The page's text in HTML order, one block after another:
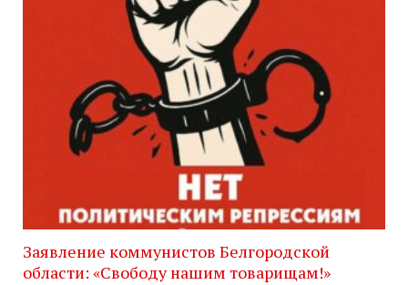
Заявление коммунистов Белгородской
области: «Свободу нашим товарищам!»